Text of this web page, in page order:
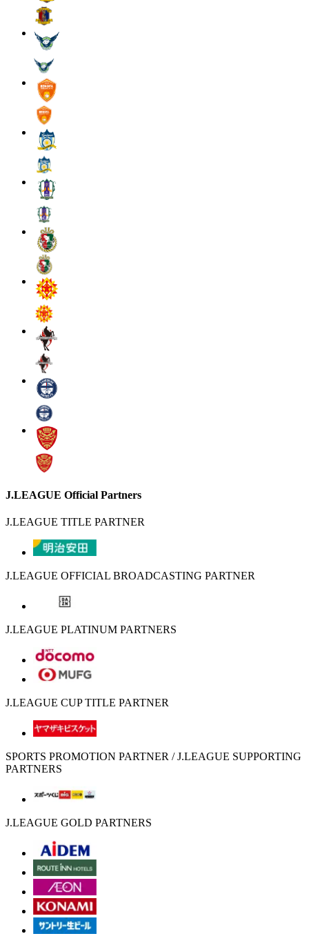
J.LEAGUE Official Partners
J.LEAGUE TITLE PARTNER
J.LEAGUE OFFICIAL BROADCASTING PARTNER
J.LEAGUE PLATINUM PARTNERS
J.LEAGUE CUP TITLE PARTNER
SPORTS PROMOTION PARTNER / J.LEAGUE SUPPORTING
PARTNERS
J.LEAGUE GOLD PARTNERS